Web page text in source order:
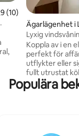
5 i genomsnittligt
(10)
Ägarlägenhet i
Lyxig
Koppla av i en
perfekt för
utflykter eller
fullt utrustat
och en privat
en ren, lugn
Populära